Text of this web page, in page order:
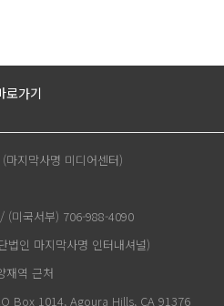
로가기
지막사명 미디어센터)
(미국서부) 706-988-4090
법인 마지막사명 인터내셔널)
재역 근처
Box 1014, Agoura Hills, CA 91376